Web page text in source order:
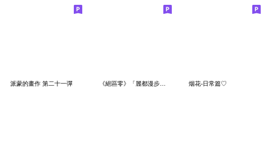
派蒙的畫作 第二十一彈 《絕區零》「麗都漫步」系列貼圖第二彈 烟花-日常篇♡